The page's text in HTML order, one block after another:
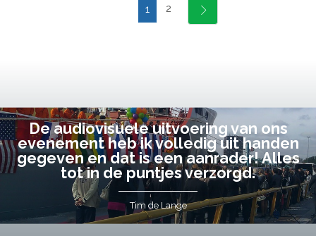
1 2
De audiovisuele uitvoering van ons
evenement heb ik volledig uit handen
gegeven en dat is een aanrader! Alles
tot in de puntjes verzorgd.
Tim de Lange